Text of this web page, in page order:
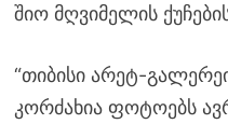
შიო მღვიმელის
“თიბისი არეტ-
კორძახია ფოტოებს